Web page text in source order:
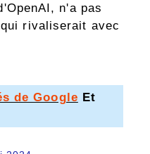
n'a pas
rivaliserait avec
de Google Et